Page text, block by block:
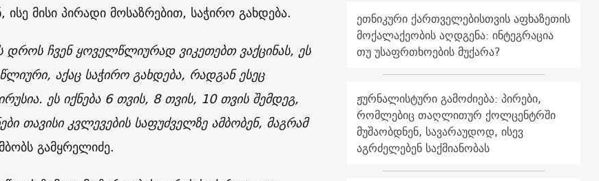
მისი პირადი მოსაზრებით, საჭირო გახდება.
ჩვენ ყოველწლიურად ვიკეთებთ ვაქცინას, ეს
აქაც საჭირო გახდება, რადგან ესეც
ეს იქნება 6 თვის, 8 თვის, 10 თვის შემდეგ,
თავისი კვლევების საფუძველზე ამბობენ, მაგრამ
გამყრელიძე.
ეთნიკური ქართველებისთვის აფხაზეთის
მოქალაქეობის აღდგენა: ინტეგრაცია
თუ უსაფრთხოების მუქარა?
ჟურნალისტური გამოძიება: პირები,
რომლებიც თაღლითურ ქოლცენტრში
მუშაობდნენ, სავარაუდოდ, ისევ
აგრძელებენ საქმიანობას